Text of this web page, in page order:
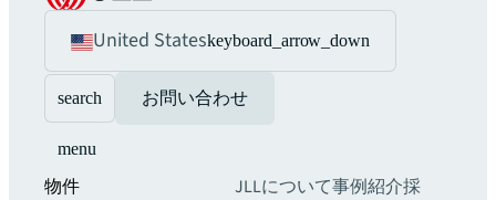
United Stateskeyboard_arrow_down
search お問い合わせ
menu
物件
JLLについて事例紹介採